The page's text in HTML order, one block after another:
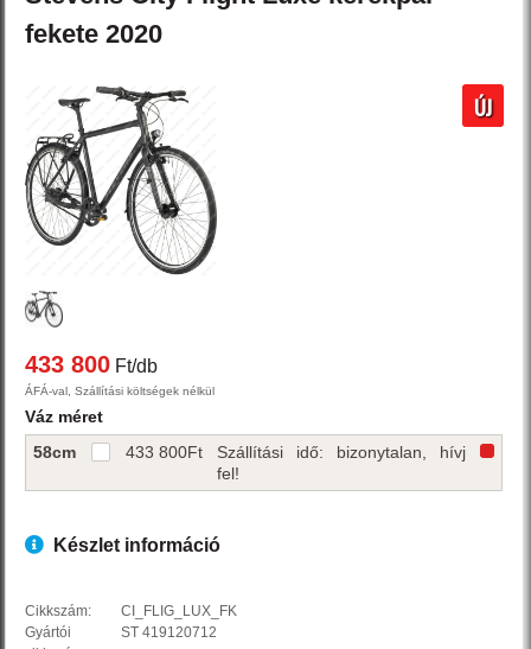
fekete2020
ÚJ
433 800 Ft/db
ÁFÁ-val, Szállítási költségek nélkül
Váz méret
58cm
433 800Ft
Szállítási idő: bizonytalan, hívj
fel!
Készlet információ
Cikkszám:
CI_FLIG_LUX_FK
Gyártói
ST 419120712